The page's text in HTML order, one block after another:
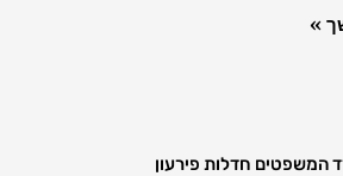
»
המשפטים חדלות פירעון